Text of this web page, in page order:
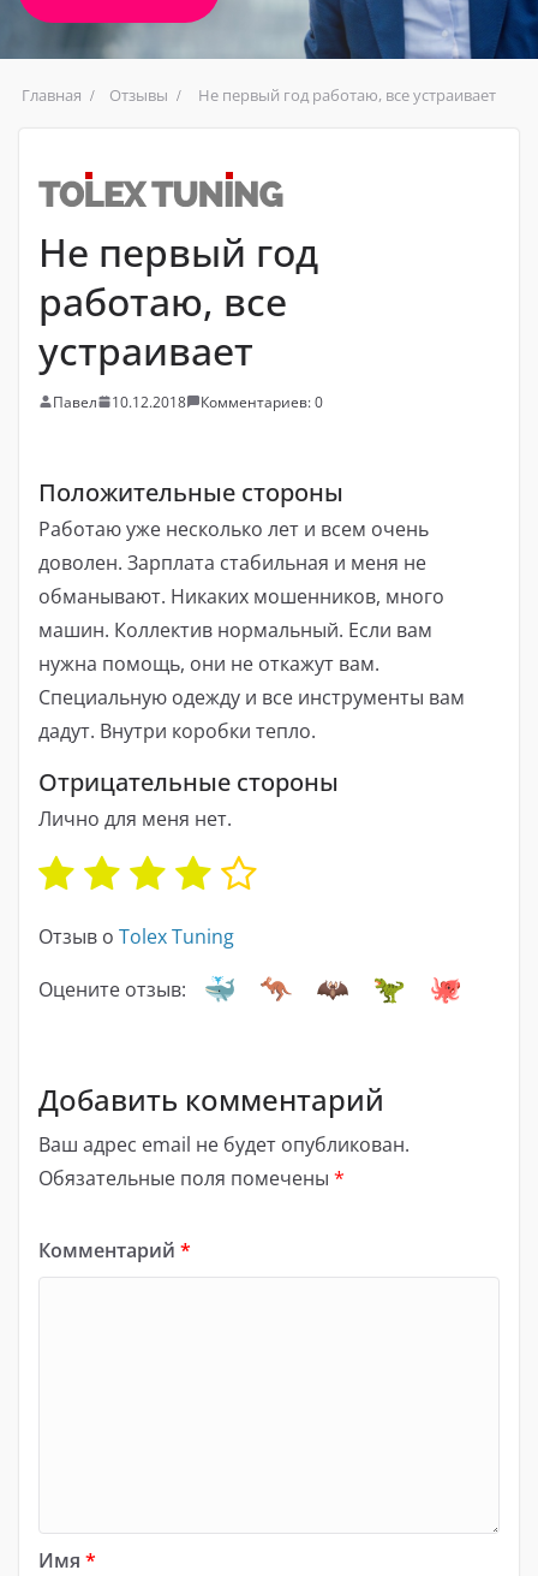
Главная Отзывы Не первый год работаю, все устраивает
Не первый год
работаю, все
устраивает
Павел 10.12.2018 Комментариев: 0
Положительные стороны
Работаю уже несколько лет и всем очень
доволен. Зарплата стабильная и меня не
обманывают. Никаких мошенников, много
машин. Коллектив нормальный. Если вам
нужна помощь, они не откажут вам.
Специальную одежду и все инструменты вам
дадут. Внутри коробки тепло.
Отрицательные стороны
Лично для меня нет.
Отзыв о Tolex Tuning
Оцените отзыв:
Добавить комментарий
Ваш адрес email не будет опубликован.
Обязательные поля помечены *
Комментарий *
Имя *